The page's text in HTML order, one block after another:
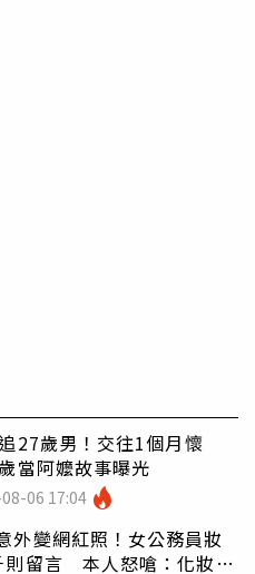
27歲男！交往1個月懷
當阿嬤故事曝光
06 17:04
外變網紅照！女公務員妝
則留言 本人怒嗆：化妝有